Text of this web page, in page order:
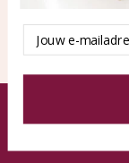
© KAYA
Terms and Conditions
Email